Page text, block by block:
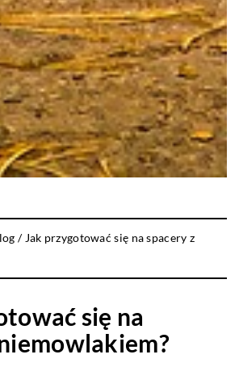
/ Jak przygotować się na spacery z
się na